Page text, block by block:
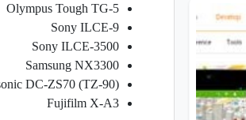
Olympus Tough TG-5
Sony ILCE-9
Sony ILCE-3500
Samsung NX3300
DC-ZS70 (TZ-90)
Fujifilm X-A3